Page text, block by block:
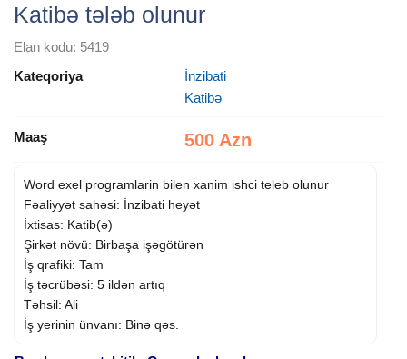
Katibə tələb olunur
Elan kodu: 5419
Kateqoriya
İnzibati
Katibə
Maaş 500 Azn
Word exel programlarin bilen xanim ishci teleb olunur
Fəaliyyət sahəsi: İnzibati heyət
İxtisas: Katib(ə)
Şirkət növü: Birbaşa işəgötürən
İş qrafiki: Tam
İş təcrübəsi: 5 ildən artıq
Təhsil: Ali
İş yerinin ünvanı: Binə qəs.